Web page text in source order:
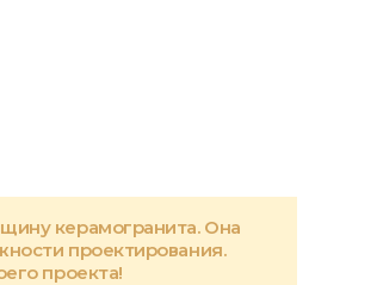
керамогранита. Она
проектирования.
проекта!